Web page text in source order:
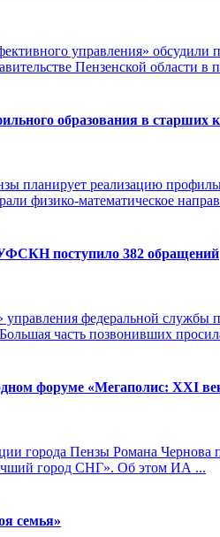
управления»
Пензенской области в
образования в старших
планирует реализацию
физико-математическое
УФСКН поступило 382 обращений
федеральной
часть позвонивших
форуме «Мегаполис: XXI
города Пензы Романа
город СНГ». Об этом ИА ...
семья»